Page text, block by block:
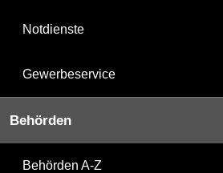
Notdienste
Gewerbeservice
Behörden
Behörden A-Z